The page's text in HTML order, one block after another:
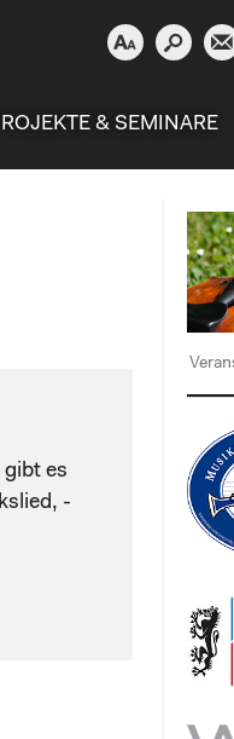
  
& SEMINARE
gibt es
-